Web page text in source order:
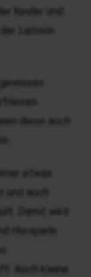
Kinder und
Leiterin
diese auch
etwas
auch
Damit wird
Hörspiele
Auch kleine